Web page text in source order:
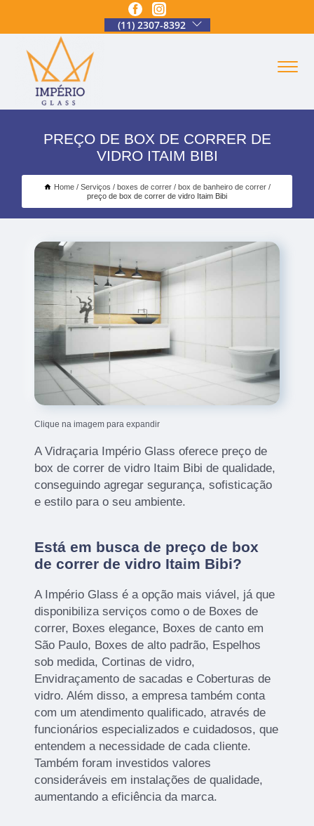
(11) 2307-8392
PREÇO DE BOX DE CORRER DE
VIDRO ITAIM BIBI
Home Serviços boxes de correr
box de banheiro de correr
preço de box de correr de vidro Itaim Bibi
Clique na imagem para expandir
A Vidraçaria Império Glass oferece preço de
box de correr de vidro Itaim Bibi de qualidade,
conseguindo agregar segurança, sofisticação
e estilo para o seu ambiente.
Está em busca de preço de box
de correr de vidro Itaim Bibi?
A Império Glass é a opção mais viável, já que
disponibiliza serviços como o de Boxes de
correr, Boxes elegance, Boxes de canto em
São Paulo, Boxes de alto padrão, Espelhos
sob medida, Cortinas de vidro,
Envidraçamento de sacadas e Coberturas de
vidro. Além disso, a empresa também conta
com um atendimento qualificado, através de
funcionários especializados e cuidadosos, que
entendem a necessidade de cada cliente.
Também foram investidos valores
consideráveis em instalações de qualidade,
aumentando a eficiência da marca.